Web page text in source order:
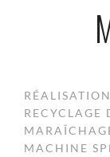
RECYCLAGE
MACHINE